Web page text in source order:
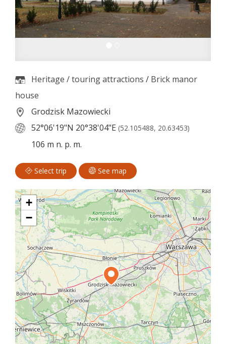
Heritage / touring attractions / Brick manor
house
Grodzisk Mazowiecki
52°06'19"N 20°38'04"E (52.105488, 20.63453)
106 m n. p. m.
Select trip See map
+
−